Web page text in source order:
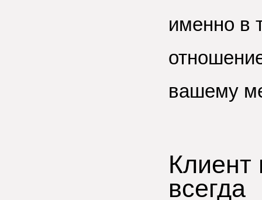
именно в
вашему
Клиент
всегда